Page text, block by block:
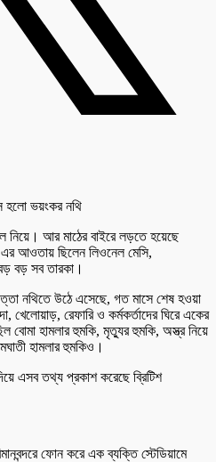
নিয়ে। আর মাঠের বাইরে লড়তে হয়েছে
এর আওতায় ছিলেন লিওনেল মেসি,
বড় সব তারকা।
নথিতে উঠে এসেছে, গত মাসে শেষ হওয়া
খেলোয়াড়, রেফারি ও কর্মকর্তাদের ঘিরে একের
বোমা হামলার হুমকি, মৃত্যুর হুমকি, অস্ত্র নিয়ে
হামলার হুমকিও।
এসব তথ্য প্রকাশ করেছে ব্রিটিশ
ফোন করে এক ব্যক্তি স্টেডিয়ামে